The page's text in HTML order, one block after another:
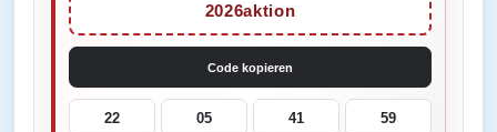
2026aktion
Code kopieren
22 05 41 59